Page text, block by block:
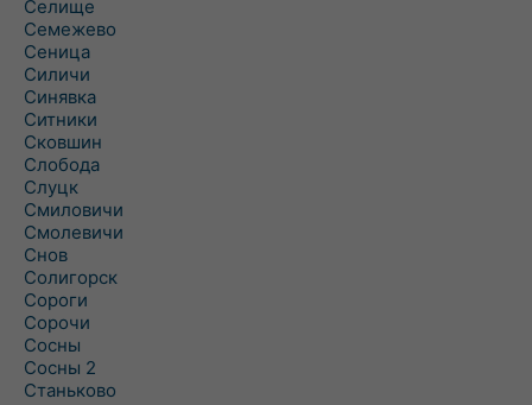
Селище
Семежево
Сеница
Силичи
Синявка
Ситники
Сковшин
Слобода
Слуцк
Смиловичи
Смолевичи
Снов
Солигорск
Сороги
Сорочи
Сосны
Сосны 2
Станьково